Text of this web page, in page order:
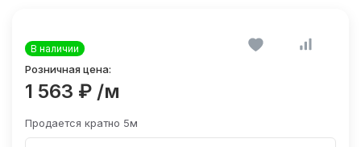
В наличии
Розничная цена:
1 563 ₽ /м
Продается кратно 5м